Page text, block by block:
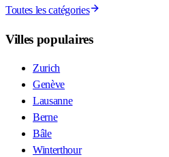
Toutes les catégories
Villes populaires
Zurich
Genève
Lausanne
Berne
Bâle
Winterthour